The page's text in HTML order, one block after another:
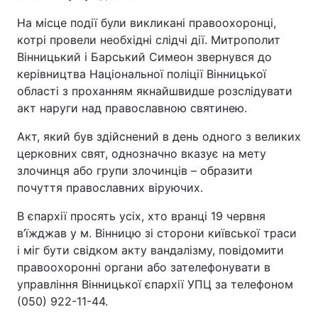
На місце події були викликані правоохоронці,
котрі провели необхідні слідчі дії. Митрополит
Вінницький і Барський Симеон звернувся до
керівництва Національної поліції Вінницької
області з проханням якнайшвидше розслідувати
акт наруги над православною святинею.
Акт, який був здійснений в день одного з великих
церковних свят, однозначно вказує на мету
злочинця або групи злочинців – образити
почуття православних віруючих.
В єпархії просять усіх, хто вранці 19 червня
в’їжджав у м. Вінницю зі сторони київської траси
і міг бути свідком акту вандалізму, повідомити
правоохоронні органи або зателефонувати в
управління Вінницької єпархії УПЦ за телефоном
(050) 922-11-44.